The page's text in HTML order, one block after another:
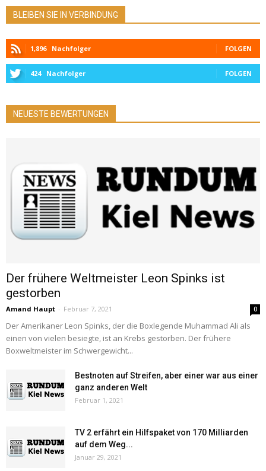
BLEIBEN SIE IN VERBINDUNG
1,896 Nachfolger FOLGEN
424 Nachfolger FOLGEN
NEUESTE BEWERTUNGEN
Der frühere Weltmeister Leon Spinks ist
gestorben
Amand Haupt - Februar 7, 2021 0
Der Amerikaner Leon Spinks, der die Boxlegende Muhammad Ali als
einen von vielen besiegte, ist an Krebs gestorben. Der frühere
Boxweltmeister im Schwergewicht...
Bestnoten auf Streifen, aber einer war aus einer
ganz anderen Welt
Februar 1, 2021
TV 2 erfährt ein Hilfspaket von 170 Milliarden
auf dem Weg...
Januar 29, 2021